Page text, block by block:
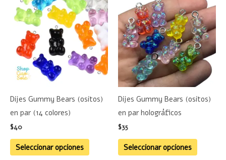
Dijes Gummy Bears (ositos)
en par (14 colores)
$40
Seleccionar opciones
producto
tiene
múltiples
variantes.
Las
opciones
pueden
Dijes Gummy Bears (ositos)
en par holográficos
$35
Seleccionar opciones
producto
tiene
Las
opciones
pueden